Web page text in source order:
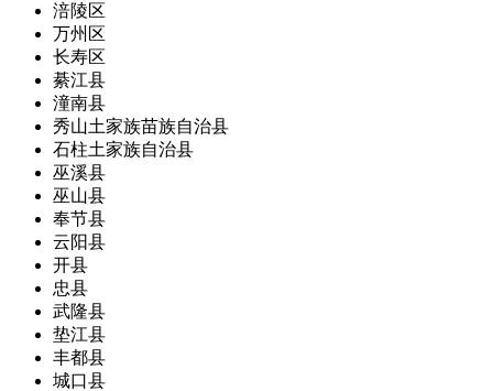
涪陵区
万州区
长寿区
綦江县
潼南县
秀山土家族苗族自治县
石柱土家族自治县
巫溪县
巫山县
奉节县
云阳县
开县
忠县
武隆县
垫江县
丰都县
城口县